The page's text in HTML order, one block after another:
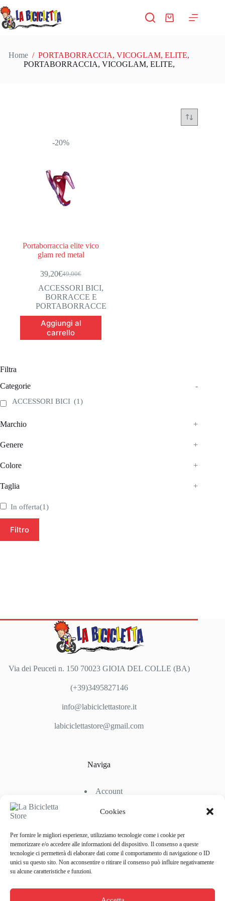
Cookies
Per fornire le migliori esperienze, utilizziamo tecnologie come i cookie per
memorizzare e/o accedere alle informazioni del dispositivo. Il consenso a queste
tecnologie ci permetterà di elaborare dati come il comportamento di navigazione o ID
unici su questo sito. Non acconsentire o ritirare il consenso può influire negativamente
su alcune caratteristiche e funzioni.
al
contenuto
Carrello
Home / PORTABORRACCIA, VICOGLAM, ELITE,
PORTABORRACCIA, VICOGLAM, ELITE,
-20%
Portaborraccia elite vico
glam red metal
49,00€
Il
prezzo
originale
era:
49,00€.
39,20€Il
prezzo
attuale
è:
39,20€.
ACCESSORI BICI,
BORRACCE E
PORTABORRACCE
Aggiungi al
carrello
Filtra
Categorie
-
ACCESSORI BICI (1)
Marchio +
Genere +
Colore +
Taglia +
In offerta(1)
Filtro
Via dei Peuceti n. 150 70023 GIOIA DEL COLLE (BA)
(+39)3495827146
info@labiciclettastore.it
labiciclettastore@gmail.com
Naviga
Account
Chi Siamo
Link Utili